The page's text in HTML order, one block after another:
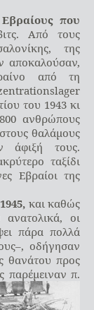
που
Από τους
της
αποκαλούσαν,
από τη
του 1943 κι
ανθρώπους
θαλάμους
άφιξή τους.
ταξίδι
Εβραίοι της
και καθώς
οι
πάρα πολλά
οδήγησαν
θανάτου προς
παρέμειναν π.